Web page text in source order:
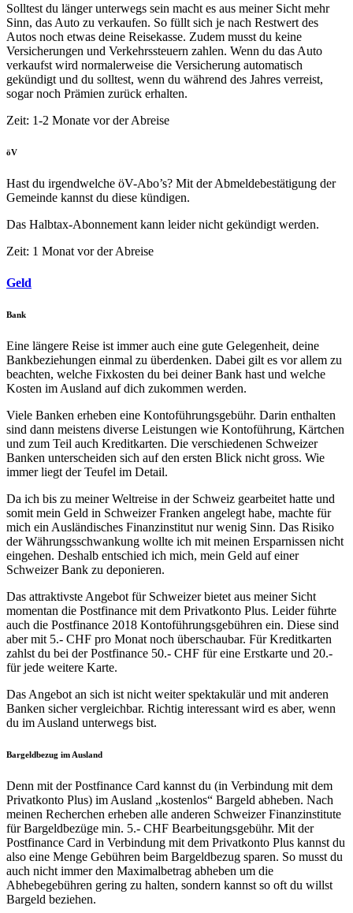
Solltest du länger unterwegs sein macht es aus meiner Sicht mehr
Sinn, das Auto zu verkaufen. So füllt sich je nach Restwert des
Autos noch etwas deine Reisekasse. Zudem musst du keine
Versicherungen und Verkehrssteuern zahlen. Wenn du das Auto
verkaufst wird normalerweise die Versicherung automatisch
gekündigt und du solltest, wenn du während des Jahres verreist,
sogar noch Prämien zurück erhalten.
Zeit: 1-2 Monate vor der Abreise
öV
Hast du irgendwelche öV-Abo’s? Mit der Abmeldebestätigung der
Gemeinde kannst du diese kündigen.
Das Halbtax-Abonnement kann leider nicht gekündigt werden.
Zeit: 1 Monat vor der Abreise
Geld
Bank
Eine längere Reise ist immer auch eine gute Gelegenheit, deine
Bankbeziehungen einmal zu überdenken. Dabei gilt es vor allem zu
beachten, welche Fixkosten du bei deiner Bank hast und welche
Kosten im Ausland auf dich zukommen werden.
Viele Banken erheben eine Kontoführungsgebühr. Darin enthalten
sind dann meistens diverse Leistungen wie Kontoführung, Kärtchen
und zum Teil auch Kreditkarten. Die verschiedenen Schweizer
Banken unterscheiden sich auf den ersten Blick nicht gross. Wie
immer liegt der Teufel im Detail.
Da ich bis zu meiner Weltreise in der Schweiz gearbeitet hatte und
somit mein Geld in Schweizer Franken angelegt habe, machte für
mich ein Ausländisches Finanzinstitut nur wenig Sinn. Das Risiko
der Währungsschwankung wollte ich mit meinen Ersparnissen nicht
eingehen. Deshalb entschied ich mich, mein Geld auf einer
Schweizer Bank zu deponieren.
Das attraktivste Angebot für Schweizer bietet aus meiner Sicht
momentan die Postfinance mit dem Privatkonto Plus. Leider führte
auch die Postfinance 2018 Kontoführungsgebühren ein. Diese sind
aber mit 5.- CHF pro Monat noch überschaubar. Für Kreditkarten
zahlst du bei der Postfinance 50.- CHF für eine Erstkarte und 20.-
für jede weitere Karte.
Das Angebot an sich ist nicht weiter spektakulär und mit anderen
Banken sicher vergleichbar. Richtig interessant wird es aber, wenn
du im Ausland unterwegs bist.
Bargeldbezug im Ausland
Denn mit der Postfinance Card kannst du (in Verbindung mit dem
Privatkonto Plus) im Ausland „kostenlos“ Bargeld abheben. Nach
meinen Recherchen erheben alle anderen Schweizer Finanzinstitute
für Bargeldbezüge min. 5.- CHF Bearbeitungsgebühr. Mit der
Postfinance Card in Verbindung mit dem Privatkonto Plus kannst du
also eine Menge Gebühren beim Bargeldbezug sparen. So musst du
auch nicht immer den Maximalbetrag abheben um die
Abhebegebühren gering zu halten, sondern kannst so oft du willst
Bargeld beziehen.